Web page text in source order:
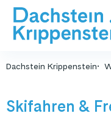
Dachstein Krippenstein
Skifahren &